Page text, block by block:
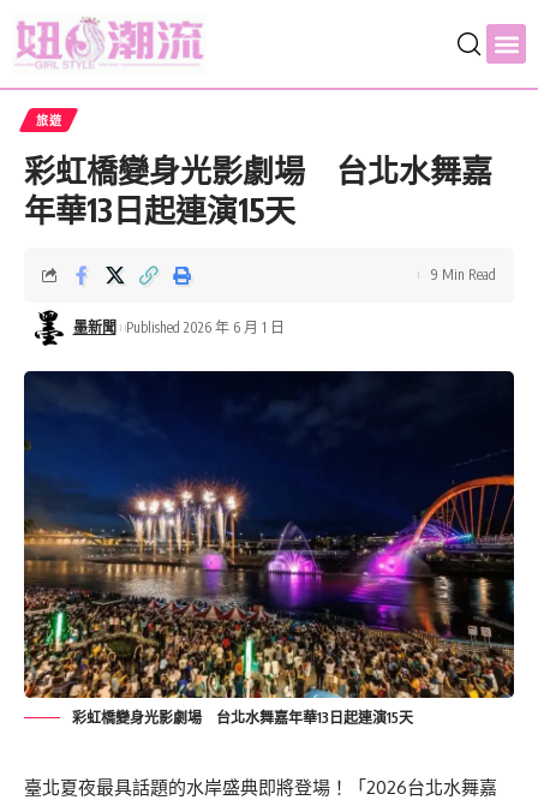
旅遊
彩虹橋變身光影劇場 台北水舞嘉
年華13日起連演15天
墨新聞 Published 2026 年 6 月 1 日
9 Min Read
彩虹橋變身光影劇場 台北水舞嘉年華13日起連演15天
臺北夏夜最具話題的水岸盛典即將登場！「2026台北水舞嘉